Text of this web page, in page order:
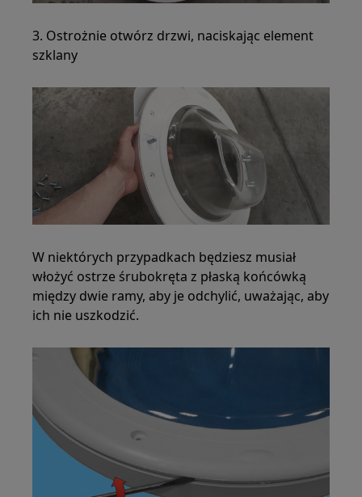
3. Ostrożnie otwórz drzwi, naciskając element
szklany
W niektórych przypadkach będziesz musiał
włożyć ostrze śrubokręta z płaską końcówką
między dwie ramy, aby je odchylić, uważając, aby
ich nie uszkodzić.